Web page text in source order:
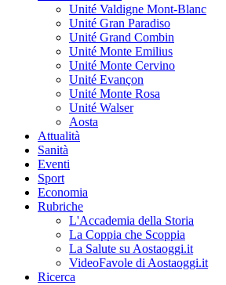
Unité Valdigne Mont-Blanc
Unité Gran Paradiso
Unité Grand Combin
Unité Monte Emilius
Unité Monte Cervino
Unité Evançon
Unité Monte Rosa
Unité Walser
Aosta
Attualità
Sanità
Eventi
Sport
Economia
Rubriche
L'Accademia della Storia
La Coppia che Scoppia
La Salute su Aostaoggi.it
VideoFavole di Aostaoggi.it
Ricerca